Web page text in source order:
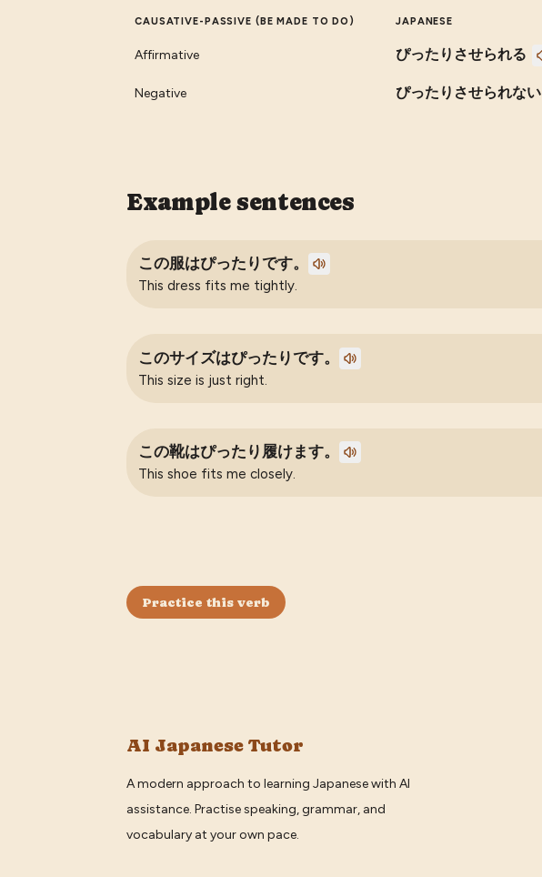
CAUSATIVE-PASSIVE (BE MADE TO DO) JAPANESE
Affirmative ぴったりさせられる
Negative ぴったりさせられない
Example sentences
この服はぴったりです。
This dress fits me tightly.
このサイズはぴったりです。
This size is just right.
この靴はぴったり履けます。
This shoe fits me closely.
Practice this verb
AI Japanese Tutor
A modern approach to learning Japanese with AI
assistance. Practise speaking, grammar, and
vocabulary at your own pace.